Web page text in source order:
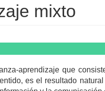
mixto
aprendizaje que
es el resultado